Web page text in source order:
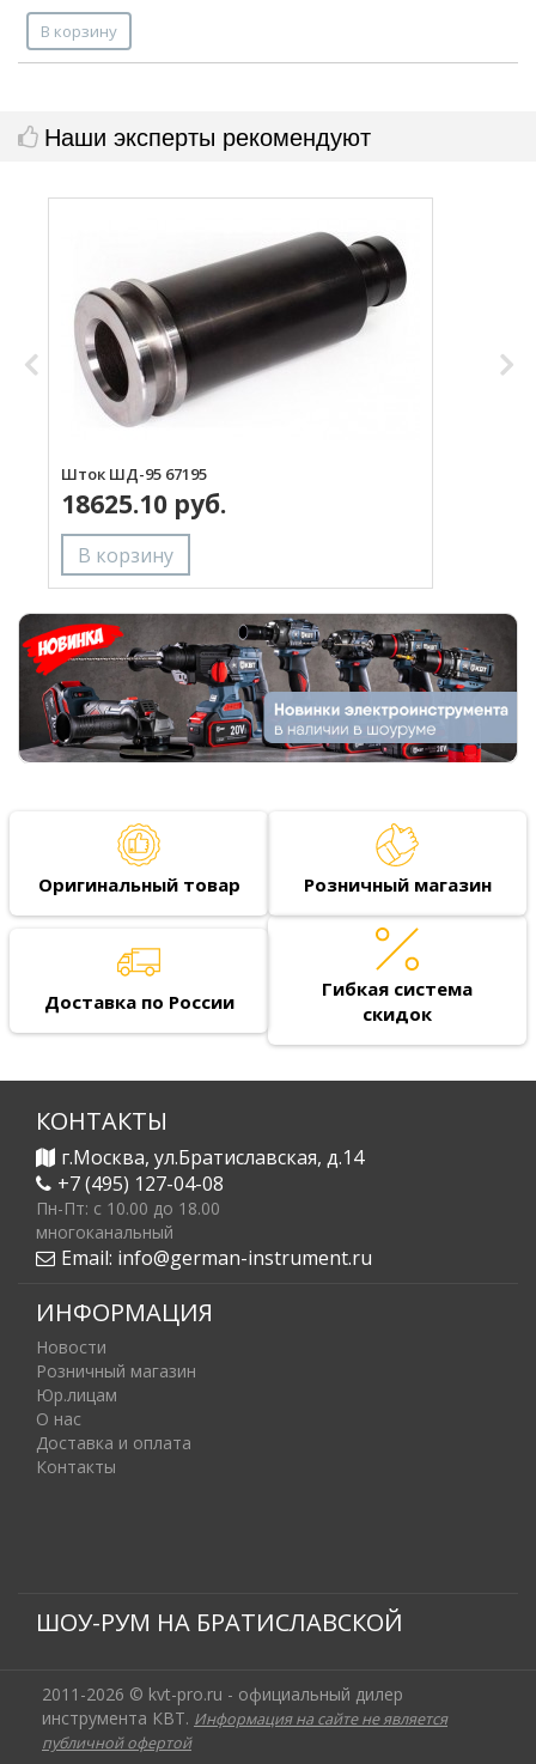
В корзину
Наши эксперты рекомендуют
Шток ШД-95 67195
18625.10 руб.
Оригинальный товар Розничный магазин
Доставка по России
Гибкая система
скидок
КОНТАКТЫ
г.Москва, ул.Братиславская, д.14
+7 (495) 127-04-08
Пн-Пт: c 10.00 до 18.00
многоканальный
Email: info@german-instrument.ru
ИНФОРМАЦИЯ
Новости
Розничный магазин
Юр.лицам
О нас
Доставка и оплата
Контакты
ШОУ-РУМ НА БРАТИСЛАВСКОЙ
2011-2026 © kvt-pro.ru - официальный дилер
инструмента КВТ. Информация на сайте не является
публичной офертой